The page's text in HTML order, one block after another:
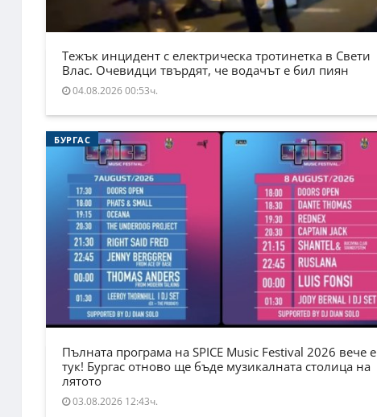
Тежък инцидент с електрическа тротинетка в Свети
Влас. Очевидци твърдят, че водачът е бил пиян
04.08.2026 00:53ч.
БУРГАС
Пълната програма на SPICE Music Festival 2026 вече е
тук! Бургас отново ще бъде музикалната столица на
лятото
03.08.2026 12:43ч.